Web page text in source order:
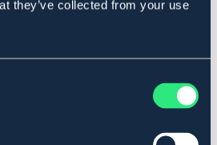
they’ve collected from your use
avtagbart halstäcke.